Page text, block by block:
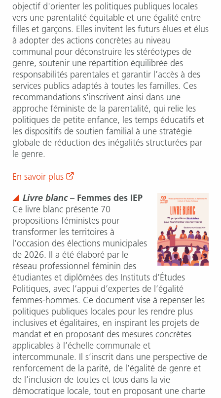
objectif d'orienter les politiques publiques locales
vers une parentalité équitable et une égalité entre
filles et garçons. Elles invitent les futurs élues et élus
à adopter des actions concrètes au niveau
communal pour déconstruire les stéréotypes de
genre, soutenir une répartition équilibrée des
responsabilités parentales et garantir l’accès à des
services publics adaptés à toutes les familles. Ces
recommandations s'inscrivent ainsi dans une
approche féministe de la parentalité, qui relie les
politiques de petite enfance, les temps éducatifs et
les dispositifs de soutien familial à une stratégie
globale de réduction des inégalités structurées par
le genre.
En savoir plus
Livre blanc– Femmes des IEP
Ce livre blanc présente 70
propositions féministes pour
transformer les territoires à
l’occasion des élections municipales
de 2026. Il a été élaboré par le
réseau professionnel féminin des
étudiantes et diplômées des Instituts d’Études
Politiques, avec l’appui d’expertes de l’égalité
femmes-hommes. Ce document vise à repenser les
politiques publiques locales pour les rendre plus
inclusives et égalitaires, en inspirant les projets de
mandat et en proposant des mesures concrètes
applicables à l’échelle communale et
intercommunale. Il s’inscrit dans une perspective de
renforcement de la parité, de l’égalité de genre et
de l’inclusion de toutes et tous dans la vie
démocratique locale, tout en proposant une charte